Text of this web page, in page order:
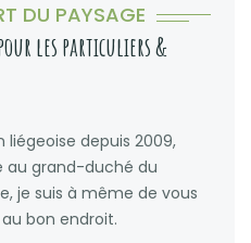
DU PAYSAGE
les particuliers &
liégeoise depuis 2009,
au grand-duché du
je suis à même de vous
bon endroit.